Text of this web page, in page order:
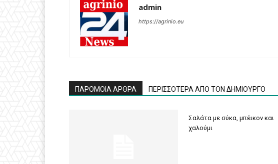
admin
https://agrinio.eu
ΠΑΡΟΜΟΙΑ ΑΡΘΡΑ ΠΕΡΙΣΣΟΤΕΡΑ ΑΠΟ ΤΟΝ ΔΗΜΙΟΥΡΓΟ
Σαλάτα με σύκα, μπέικον και
χαλούμι